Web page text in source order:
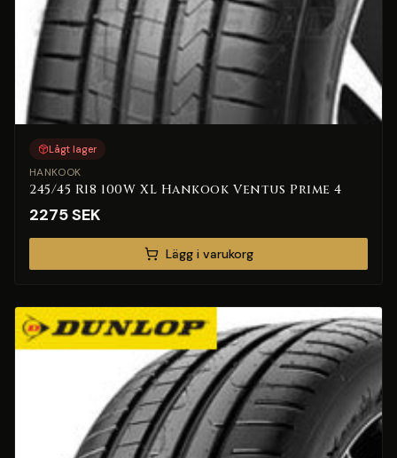
Lågt lager
HANKOOK
245/45 R18 100W XL Hankook Ventus Prime 4
2275SEK
Lägg i varukorg